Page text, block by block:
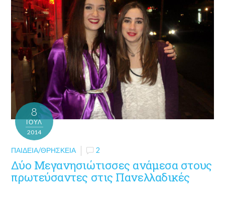
8
ΙΟΎΛ
2014
ΠΑΙΔΕΊΑ/ΘΡΗΣΚΕΊΑ 2
Δύο Μεγανησιώτισσες ανάμεσα στους
πρωτεύσαντες στις Πανελλαδικές